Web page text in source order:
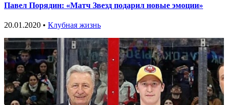
Павел Порядин: «Матч Звезд подарил новые эмоции»
20.01.2020 • Клубная жизнь